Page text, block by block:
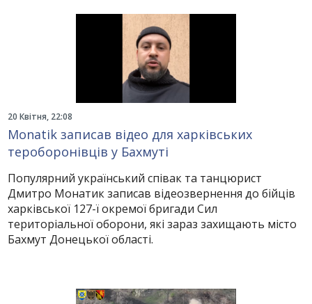
20 Квітня, 22:08
Monatik записав відео для харківських
тероборонівців у Бахмуті
Популярний український співак та танцюрист
Дмитро Монатик записав відеозвернення до бійців
харківської 127-ї окремої бригади Сил
територіальної оборони, які зараз захищають місто
Бахмут Донецької області.